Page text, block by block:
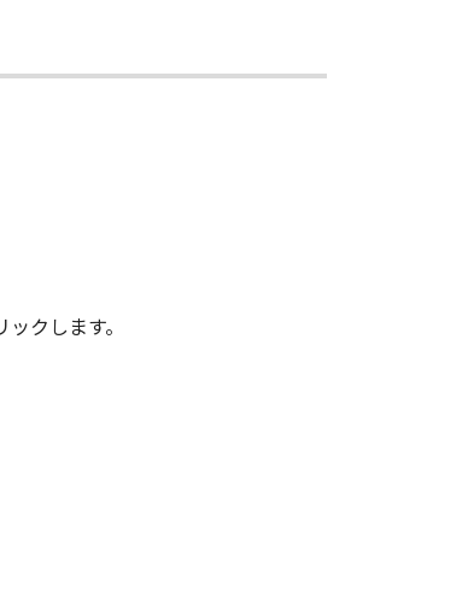
ヤノンの子会社、キヤ
定の目的への適合性の保
売店のいずれも、「本
損害を含むがこれらに限
たとえ、キヤノン、キ
害の可能性について知ら
売店のいずれも、「本
る紛争についても、一切
ストールした時点で発
クします。